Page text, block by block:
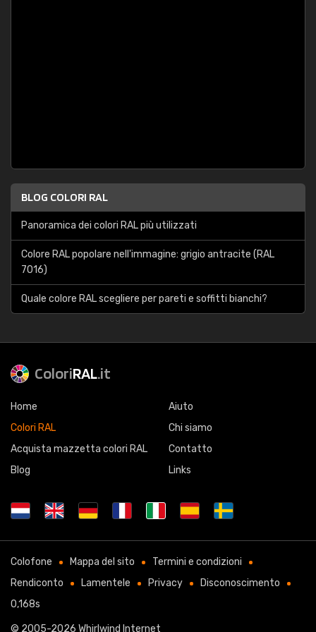
BLOG COLORI RAL
Panoramica dei colori RAL più utilizzati
Colore RAL popolare nell'immagine: grigio antracite (RAL
7016)
Quale colore RAL scegliere per pareti e soffitti bianchi?
ColoriRAL.it
Home
Colori RAL
Acquista mazzetta colori RAL
Blog
Aiuto
Chi siamo
Contatto
Links
Colofone Mappa del sito
Termini e condizioni
Rendiconto
Lamentele Privacy
Disconoscimento
0,168s
© 2005-2026 Whirlwind Internet